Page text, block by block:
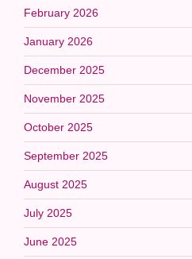
February 2026
January 2026
December 2025
November 2025
October 2025
September 2025
August 2025
July 2025
June 2025